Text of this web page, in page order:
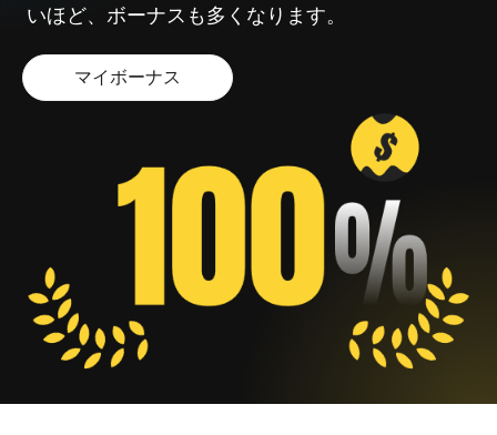
いほど、ボーナスも多くなります。
マイボーナス